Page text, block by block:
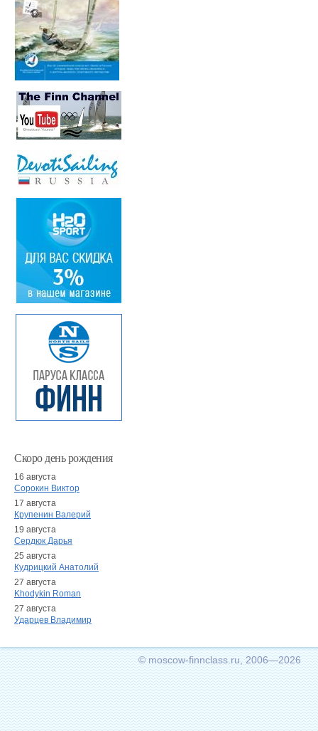
Скоро день рождения
16 августа
Сорокин Виктор
17 августа
Крупенин Валерий
19 августа
Сердюк Дарья
25 августа
Кудрицкий Анатолий
27 августа
Khodykin Roman
27 августа
Ударцев Владимир
© moscow-finnclass.ru, 2006—2026